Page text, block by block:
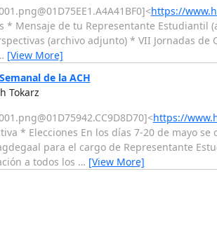
https://
* Mensaje de tu Representante Estudiantil
(archivo adjunto) * VII Jornadas de
[View More]
de la ACH
Tokarz
https://
* Elecciones En los días 7-20 de mayo
para el cargo de Representante
a todos los … [View More]